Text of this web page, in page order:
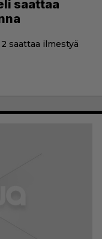
saattaa
saattaa ilmestyä